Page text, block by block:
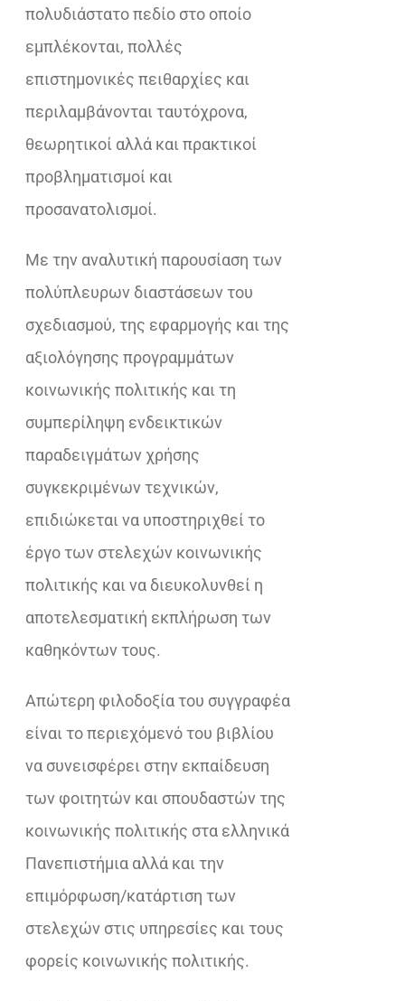
πολυδιάστατο πεδίο στο οποίο
εμπλέκονται, πολλές
επιστημονικές πειθαρχίες και
περιλαμβάνονται ταυτόχρονα,
θεωρητικοί αλλά και πρακτικοί
προβληματισμοί και
προσανατολισμοί.
Με την αναλυτική παρουσίαση των
πολύπλευρων διαστάσεων του
σχεδιασμού, της εφαρμογής και της
αξιολόγησης προγραμμάτων
κοινωνικής πολιτικής και τη
συμπερίληψη ενδεικτικών
παραδειγμάτων χρήσης
συγκεκριμένων τεχνικών,
επιδιώκεται να υποστηριχθεί το
έργο των στελεχών κοινωνικής
πολιτικής και να διευκολυνθεί η
αποτελεσματική εκπλήρωση των
καθηκόντων τους.
Απώτερη φιλοδοξία του συγγραφέα
είναι το περιεχόμενό του βιβλίου
να συνεισφέρει στην εκπαίδευση
των φοιτητών και σπουδαστών της
κοινωνικής πολιτικής στα ελληνικά
Πανεπιστήμια αλλά και την
επιμόρφωση/κατάρτιση των
στελεχών στις υπηρεσίες και τους
φορείς κοινωνικής πολιτικής.